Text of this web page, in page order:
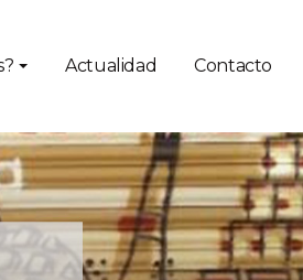
Actualidad Contacto